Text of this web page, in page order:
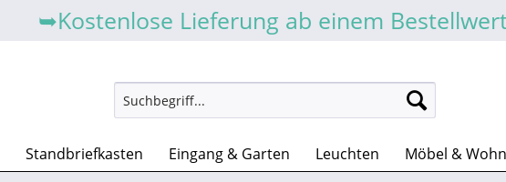
➥Kostenlose Lieferung ab einem
Standbriefkasten Eingang & Garten Leuchten Möbel &